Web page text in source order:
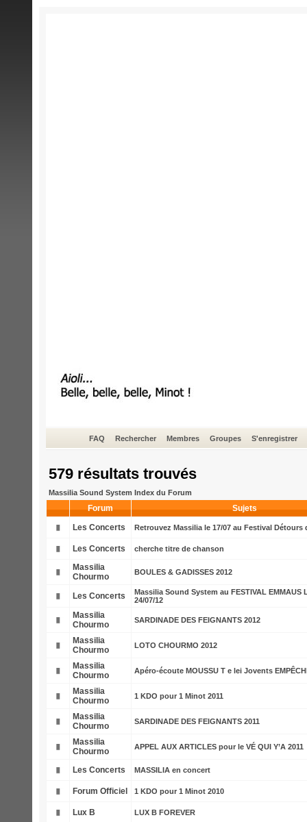
FAQ Rechercher Membres Groupes S'enregistrer
579 résultats trouvés
Massilia Sound System Index du Forum
Forum
Sujets
Les Concerts
Retrouvez Massilia le 17/07 au Festival Détours
Les Concerts cherche titre de chanson
Massilia
Chourmo
BOULES & GADISSES 2012
Les Concerts
Massilia Sound System au FESTIVAL EMMAUS
24/07/12
Massilia
Chourmo
SARDINADE DES FEIGNANTS 2012
Massilia
Chourmo
LOTO CHOURMO 2012
Massilia
Chourmo
Apéro-écoute MOUSSU T e lei Jovents
Massilia
Chourmo
1 KDO pour 1 Minot 2011
Massilia
Chourmo
SARDINADE DES FEIGNANTS 2011
Massilia
Chourmo
APPEL AUX ARTICLES pour le VÉ QUI Y’A 2011
Les Concerts MASSILIA en concert
Forum Officiel 1 KDO pour 1 Minot 2010
Lux B LUX B FOREVER